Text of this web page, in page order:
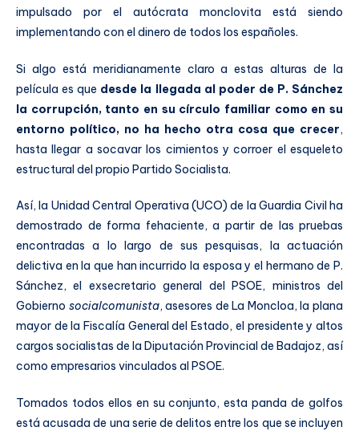
impulsado por el autócrata monclovita está siendo
implementando con el dinero de todos los españoles.
Si algo está meridianamente claro a estas alturas de la
película es que desde la llegada al poder de P. Sánchez
la corrupción, tanto en su círculo familiar como en su
entorno político, no ha hecho otra cosa que crecer,
hasta llegar a socavar los cimientos y corroer el esqueleto
estructural del propio Partido Socialista.
Así, la Unidad Central Operativa (UCO) de la Guardia Civil ha
demostrado de forma fehaciente, a partir de las pruebas
encontradas a lo largo de sus pesquisas, la actuación
delictiva en la que han incurrido la esposa y el hermano de P.
Sánchez, el exsecretario general del PSOE, ministros del
Gobierno socialcomunista, asesores de La Moncloa, la plana
mayor de la Fiscalía General del Estado, el presidente y altos
cargos socialistas de la Diputación Provincial de Badajoz, así
como empresarios vinculados al PSOE.
Tomados todos ellos en su conjunto, esta panda de golfos
está acusada de una serie de delitos entre los que se incluyen